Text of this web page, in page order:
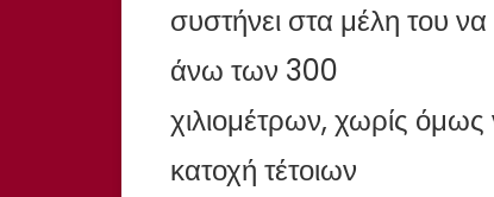
συστήνει στα μέλη του
άνω των 300
χιλιομέτρων, χωρίς
κατοχή τέτοιων